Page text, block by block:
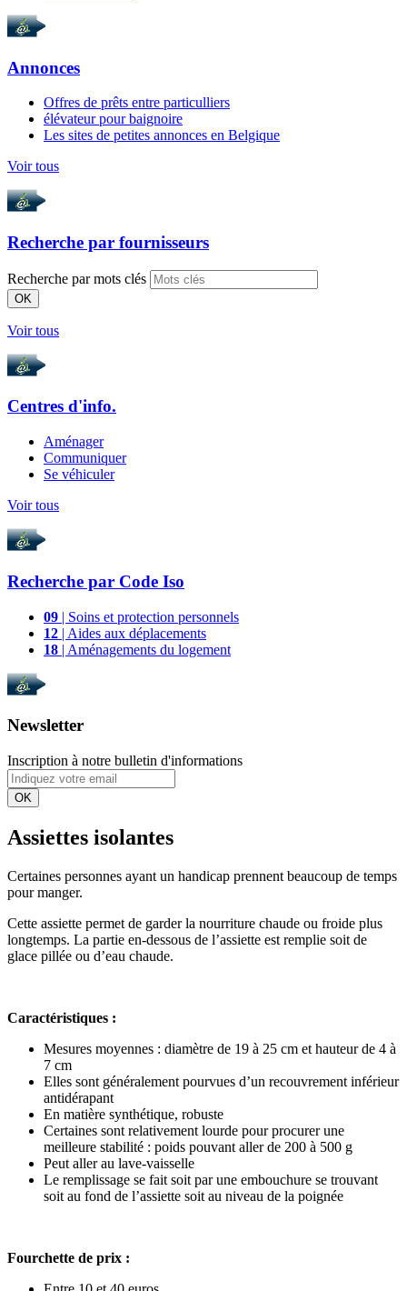
Annonces
Offres de prêts entre particulliers
élévateur pour baignoire
Les sites de petites annonces en Belgique
Voir tous
Recherche par fournisseurs
Recherche par mots clés
OK
Voir tous
Centres d'info.
Aménager
Communiquer
Se véhiculer
Voir tous
Recherche par Code Iso
09 | Soins et protection personnels
12 | Aides aux déplacements
18 | Aménagements du logement
Newsletter
Inscription à notre bulletin d'informations
OK
Assiettes isolantes
Certaines personnes ayant un handicap prennent beaucoup de temps
pour manger.
Cette assiette permet de garder la nourriture chaude ou froide plus
longtemps. La partie en-dessous de l’assiette est remplie soit de
glace pillée ou d’eau chaude.
Caractéristiques :
Mesures moyennes : diamètre de 19 à 25 cm et hauteur de 4 à
7 cm
Elles sont généralement pourvues d’un recouvrement inférieur
antidérapant
En matière synthétique, robuste
Certaines sont relativement lourde pour procurer une
meilleure stabilité : poids pouvant aller de 200 à 500 g
Peut aller au lave-vaisselle
Le remplissage se fait soit par une embouchure se trouvant
soit au fond de l’assiette soit au niveau de la poignée
Fourchette de prix :